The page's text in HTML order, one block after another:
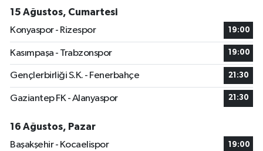
15 Ağustos, Cumartesi
Konyaspor - Rizespor
19:00
Kasımpaşa - Trabzonspor 19:00
Gençlerbirliği S.K. - Fenerbahçe 21:30
Gaziantep FK - Alanyaspor 21:30
16 Ağustos, Pazar
Başakşehir - Kocaelispor
19:00